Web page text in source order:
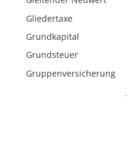
Gliedertaxe
Grundkapital
Grundsteuer
Gruppenversicherung